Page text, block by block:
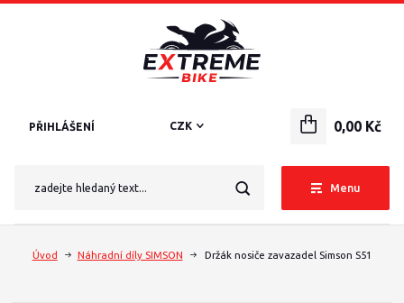
Menu
CZK
PŘIHLÁŠENÍ 0,00 Kč
Úvod Náhradní díly SIMSON Držák nosiče zavazadel Simson S51